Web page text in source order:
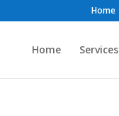
Home
Home Services